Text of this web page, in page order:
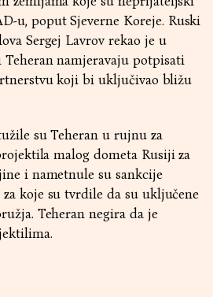
u, poput Sjeverne Koreje. Ruski
Sergej Lavrov rekao je u
namjeravaju potpisati
koji bi uključivao bližu
su Teheran u rujnu za
malog dometa Rusiji za
i nametnule su sankcije
koje su tvrdile da su uključene
Teheran negira da je